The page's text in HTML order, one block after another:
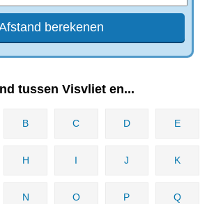
tussen Visvliet en...
B C D E
H I J K
N O P Q